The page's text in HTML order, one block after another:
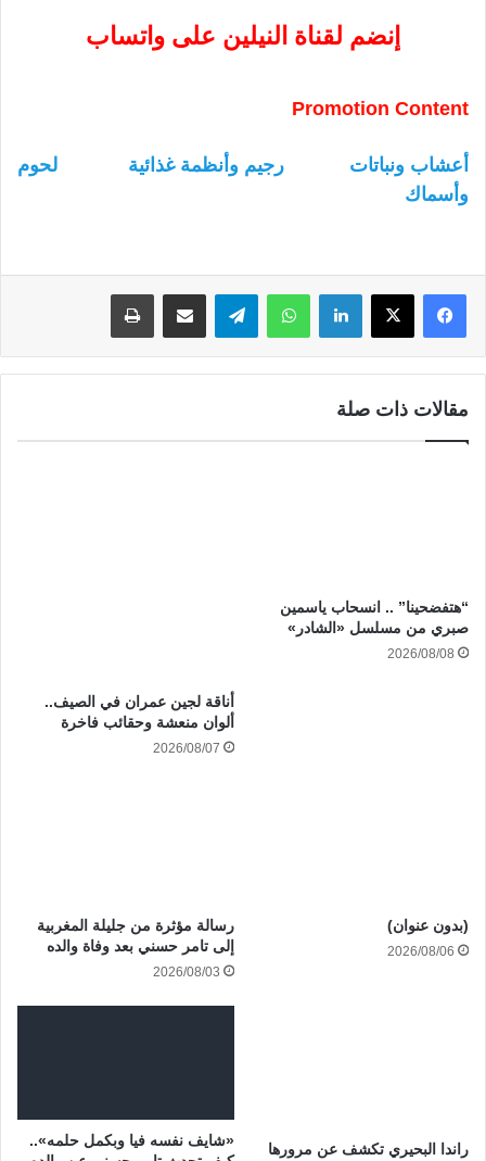
إنضم لقناة النيلين على واتساب
Promotion Content
أعشاب ونباتات رجيم وأنظمة غذائية
لحوم
وأسماك
لينكدإن واتساب
مقالات ذات صلة
“هتفضحينا” .. انسحاب ياسمين
صبري من مسلسل «الشادر»
2026/08/08
أناقة لجين عمران في الصيف..
ألوان منعشة وحقائب فاخرة
2026/08/07
(بدون عنوان)
2026/08/06
رسالة مؤثرة من جليلة المغربية
إلى تامر حسني بعد وفاة والده
2026/08/03
راندا البحيري تكشف عن مرورها
«شايف نفسه فيا وبكمل حلمه»..